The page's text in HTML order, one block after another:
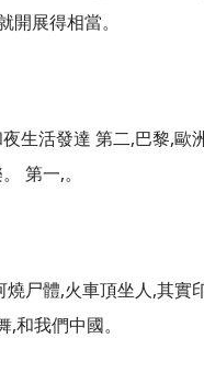
展得相當。
生活發達 第二,巴黎,
第一,。
尸體,火車頂坐人,其
和我們中國。